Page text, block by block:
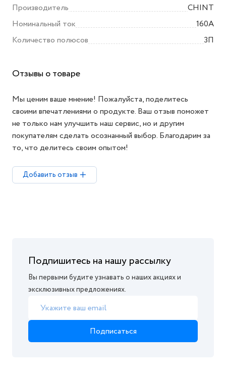
Производитель
CHINT
Номинальный ток
160А
Количество полюсов
3П
Отзывы о товаре
Мы ценим ваше мнение! Пожалуйста, поделитесь
своими впечатлениями о продукте. Ваш отзыв поможет
не только нам улучшить наш сервис, но и другим
покупателям сделать осознанный выбор. Благодарим за
то, что делитесь своим опытом!
Добавить отзыв
Подпишитесь на нашу рассылку
Вы первыми будите узнавать о наших акциях и
эксклюзивных предложениях.
Подписаться